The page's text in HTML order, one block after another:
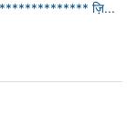
ज़ि...